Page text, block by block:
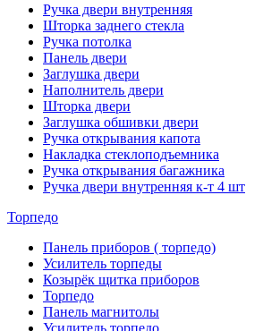
Ручка двери внутренняя
Шторка заднего стекла
Ручка потолка
Панель двери
Заглушка двери
Наполнитель двери
Шторка двери
Заглушка обшивки двери
Ручка открывания капота
Накладка стеклоподъемника
Ручка открывания багажника
Ручка двери внутренняя к-т 4 шт
Торпедо
Панель приборов ( торпедо)
Усилитель торпеды
Козырёк щитка приборов
Торпедо
Панель магнитолы
Усилитель торпедо